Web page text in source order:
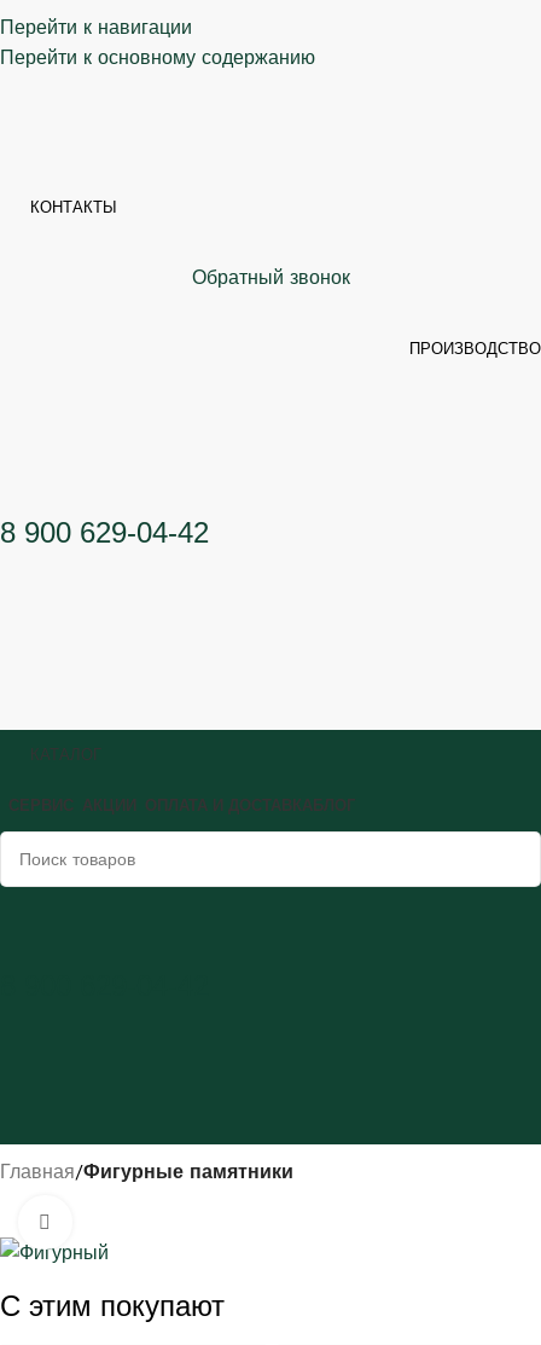
Перейти к навигации
Перейти к основному содержанию
КОНТАКТЫ
Обратный звонок
ПРОИЗВОДСТВО
8 900 629-04-42
КАТАЛОГ
СЕРВИС АКЦИИ ОПЛАТА И ДОСТАВКА БЛОГ
Главная Фигурные памятники
С этим покупают